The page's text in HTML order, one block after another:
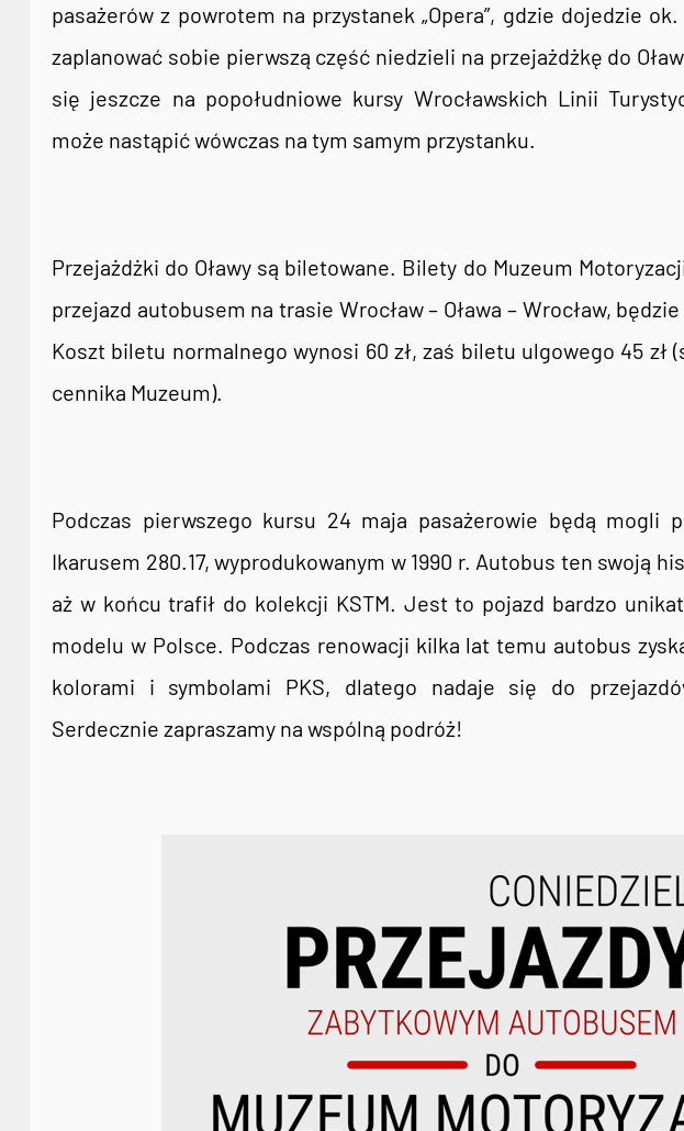
pasażerów z powrotem na przystanek „Opera”, gdzie dojedzie
zaplanować sobie pierwszą część niedzieli na przejażdżkę do
się jeszcze na popołudniowe kursy Wrocławskich Linii
może nastąpić wówczas na tym samym przystanku.
Przejażdżki do Oławy są biletowane. Bilety do Muzeum
przejazd autobusem na trasie Wrocław – Oława – Wrocław,
Koszt biletu normalnego wynosi 60 zł, zaś biletu ulgowego 45 zł
cennika Muzeum).
Podczas pierwszego kursu 24 maja pasażerowie będą mogli
Ikarusem 280.17, wyprodukowanym w 1990 r. Autobus ten swoją
aż w końcu trafił do kolekcji KSTM. Jest to pojazd bardzo
modelu w Polsce. Podczas renowacji kilka lat temu autobus
kolorami i symbolami PKS, dlatego nadaje się do
Serdecznie zapraszamy na wspólną podróż!